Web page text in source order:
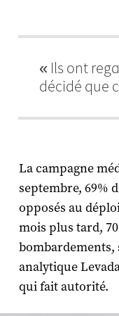
« Ils ont
décidé que
La campagne
septembre, 69%
opposés au
mois plus tard,
bombardements,
analytique
qui fait autorité.